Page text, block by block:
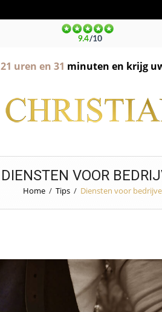
21 uren en 31 minuten en krijg
DIENSTEN VOOR
Home / Tips / Diensten voor